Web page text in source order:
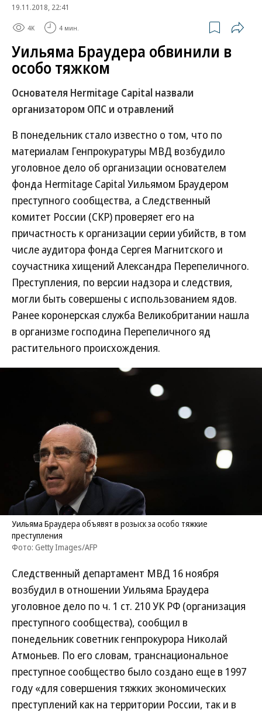
19.11.2018, 22:41
4K 4 мин.
Уильяма Браудера обвинили в
особо тяжком
Основателя Hermitage Capital назвали
организатором ОПС и отравлений
В понедельник стало известно о том, что по
материалам Генпрокуратуры МВД возбудило
уголовное дело об организации основателем
фонда Hermitage Capital Уильямом Браудером
преступного сообщества, а Следственный
комитет России (СКР) проверяет его на
причастность к организации серии убийств, в том
числе аудитора фонда Сергея Магнитского и
соучастника хищений Александра Перепеличного.
Преступления, по версии надзора и следствия,
могли быть совершены с использованием ядов.
Ранее коронерская служба Великобритании нашла
в организме господина Перепеличного яд
растительного происхождения.
Уильяма Браудера объявят в розыск за особо тяжкие
преступления
Фото: Getty Images/AFP
Следственный департамент МВД 16 ноября
возбудил в отношении Уильяма Браудера
уголовное дело по ч. 1 ст. 210 УК РФ (организация
преступного сообщества), сообщил в
понедельник советник генпрокурора Николай
Атмоньев. По его словам, транснациональное
преступное сообщество было создано еще в 1997
году «для совершения тяжких экономических
преступлений как на территории России, так и в